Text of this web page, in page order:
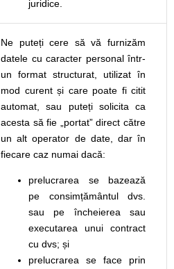
juridice.
Ne puteți cere să vă furnizăm
datele cu caracter personal într-
un format structurat, utilizat în
mod curent și care poate fi citit
automat, sau puteți solicita ca
acesta să fie „portat” direct către
un alt operator de date, dar în
fiecare caz numai dacă:
prelucrarea se bazează
pe consimțământul dvs.
sau pe încheierea sau
executarea unui contract
cu dvs; și
prelucrarea se face prin